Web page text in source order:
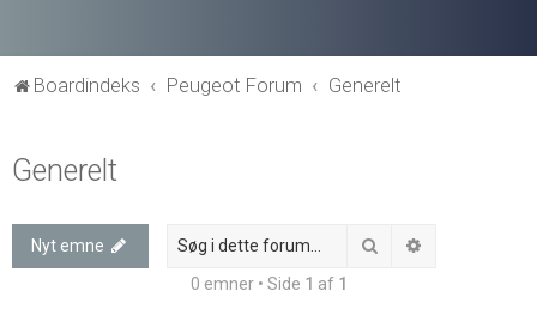
Boardindeks Peugeot Forum Generelt
Generelt
Nyt emne Søg
0 emner • Side 1 af 1